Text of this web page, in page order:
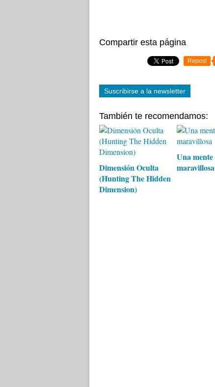
Compartir esta página
Repost
Suscribirse a la newsletter
También te recomendamos:
Dimensión Oculta
(Hunting The Hidden
Dimension)
Una mente
maravillosa